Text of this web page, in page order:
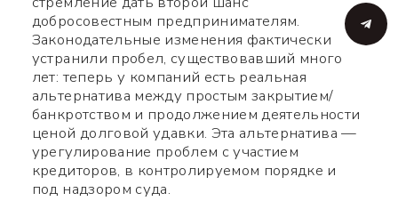
добросовестным предпринимателям.
Законодательные изменения фактически
устранили пробел, существовавший много
лет: теперь у компаний есть реальная
альтернатива между простым закрытием/
банкротством и продолжением деятельности
ценой долговой удавки. Эта альтернатива —
урегулирование проблем с участием
кредиторов, в контролируемом порядке и
под надзором суда.